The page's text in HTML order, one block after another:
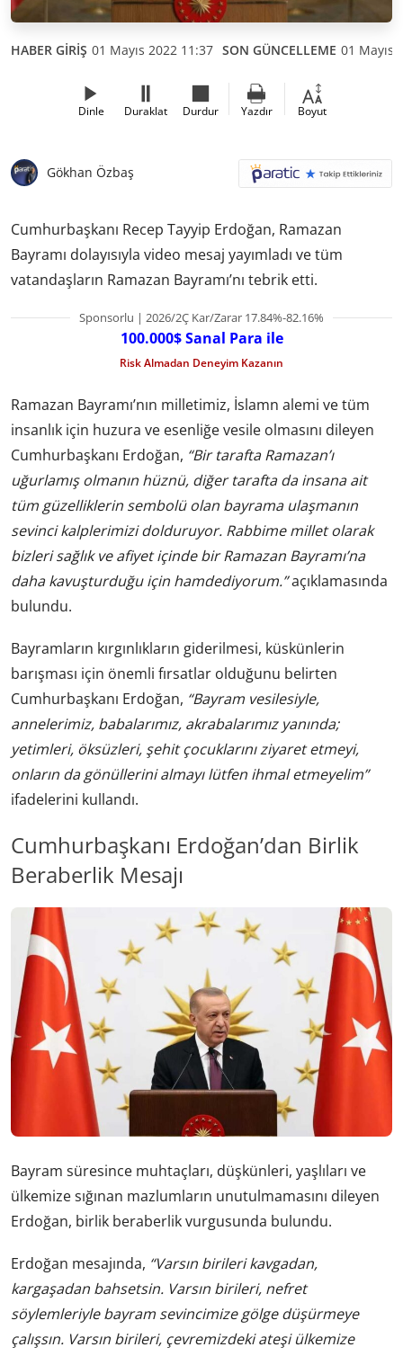
HABER GİRİŞ 01 Mayıs 2022 11:37 SON GÜNCELLEME 01 Mayıs
Dinle Duraklat Durdur Yazdır Boyut
Gökhan Özbaş
Cumhurbaşkanı Recep Tayyip Erdoğan, Ramazan
Bayramı dolayısıyla video mesaj yayımladı ve tüm
vatandaşların Ramazan Bayramı’nı tebrik etti.
Sponsorlu | 2026/2Ç Kar/Zarar 17.84%-82.16%
100.000$ Sanal Para ile
Risk Almadan Deneyim Kazanın
Ramazan Bayramı’nın milletimiz, İslamn alemi ve tüm
insanlık için huzura ve esenliğe vesile olmasını dileyen
Cumhurbaşkanı Erdoğan, “Bir tarafta Ramazan’ı
uğurlamış olmanın hüznü, diğer tarafta da insana ait
tüm güzelliklerin sembolü olan bayrama ulaşmanın
sevinci kalplerimizi dolduruyor. Rabbime millet olarak
bizleri sağlık ve afiyet içinde bir Ramazan Bayramı’na
daha kavuşturduğu için hamdediyorum.”açıklamasında
bulundu.
Bayramların kırgınlıkların giderilmesi, küskünlerin
barışması için önemli fırsatlar olduğunu belirten
Cumhurbaşkanı Erdoğan, “Bayram vesilesiyle,
annelerimiz, babalarımız, akrabalarımız yanında;
yetimleri, öksüzleri, şehit çocuklarını ziyaret etmeyi,
onların da gönüllerini almayı lütfen ihmal etmeyelim”
ifadelerini kullandı.
Cumhurbaşkanı Erdoğan’dan Birlik
Beraberlik Mesajı
Bayram süresince muhtaçları, düşkünleri, yaşlıları ve
ülkemize sığınan mazlumların unutulmamasını dileyen
Erdoğan, birlik beraberlik vurgusunda bulundu.
Erdoğan mesajında, “Varsın birileri kavgadan,
kargaşadan bahsetsin. Varsın birileri, nefret
söylemleriyle bayram sevincimize gölge düşürmeye
çalışsın. Varsın birileri, çevremizdeki ateşi ülkemize